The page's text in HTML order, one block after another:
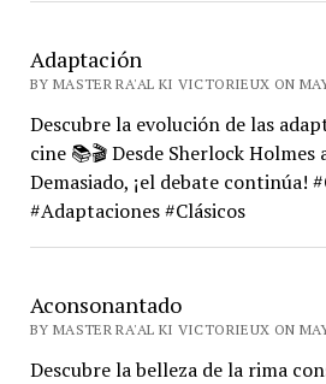
Adaptación
BY MASTER RA'AL KI VICTORIEUX ON
Descubre la evolución de las
cine 📚🎬 Desde Sherlock Holmes
Demasiado, ¡el debate continúa!
#Adaptaciones #Clásicos
Aconsonantado
BY MASTER RA'AL KI VICTORIEUX ON
Descubre la belleza de la rima